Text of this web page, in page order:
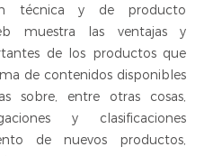
técnica y de producto
muestra las ventajas y
de los productos que
de contenidos disponibles
sobre, entre otras cosas,
y clasificaciones
de nuevos productos,